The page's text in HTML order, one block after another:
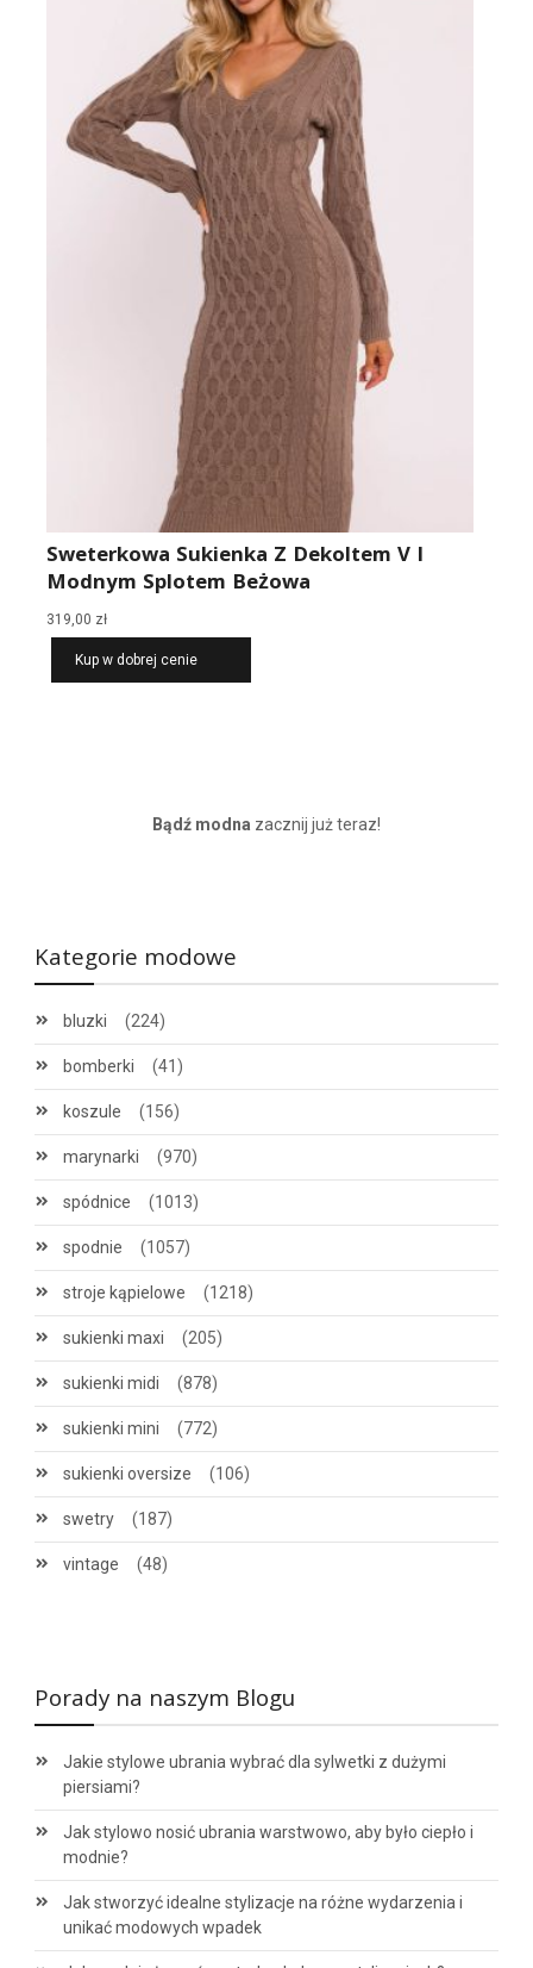
Sweterkowa Sukienka Z Dekoltem V I
Modnym Splotem Beżowa
319,00 zł
Kup w dobrej cenie
Bądź modna zacznij już teraz!
Kategorie modowe
bluzki (224)
bomberki (41)
koszule (156)
marynarki (970)
spódnice (1013)
spodnie (1057)
stroje kąpielowe (1218)
sukienki maxi (205)
sukienki midi (878)
sukienki mini (772)
sukienki oversize (106)
swetry (187)
vintage (48)
Porady na naszym Blogu
Jakie stylowe ubrania wybrać dla sylwetki z dużymi
piersiami?
Jak stylowo nosić ubrania warstwowo, aby było ciepło i
modnie?
Jak stworzyć idealne stylizacje na różne wydarzenia i
unikać modowych wpadek